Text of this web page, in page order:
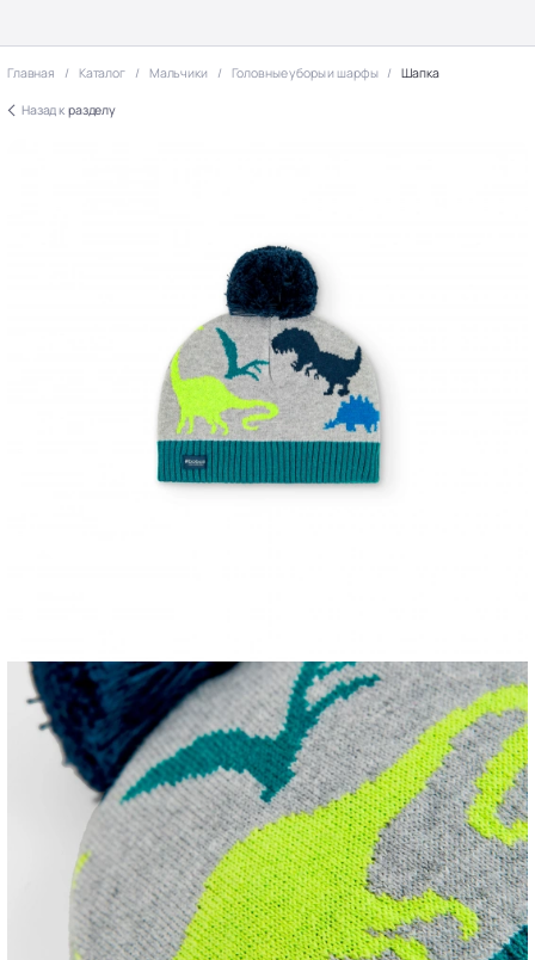
Главная Каталог Мальчики Головные уборы и шарфы Шапка
Назад к разделу